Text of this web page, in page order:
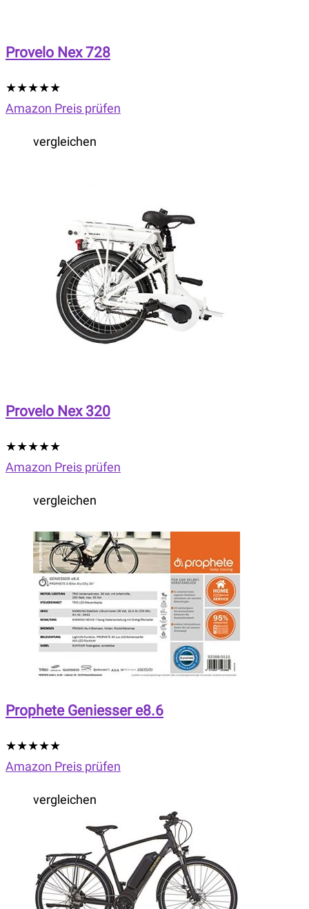
Provelo Nex 728
★★★★★
Amazon Preis prüfen
vergleichen
Provelo Nex 320
★★★★★
Amazon Preis prüfen
vergleichen
Prophete Geniesser e8.6
★★★★★
Amazon Preis prüfen
vergleichen